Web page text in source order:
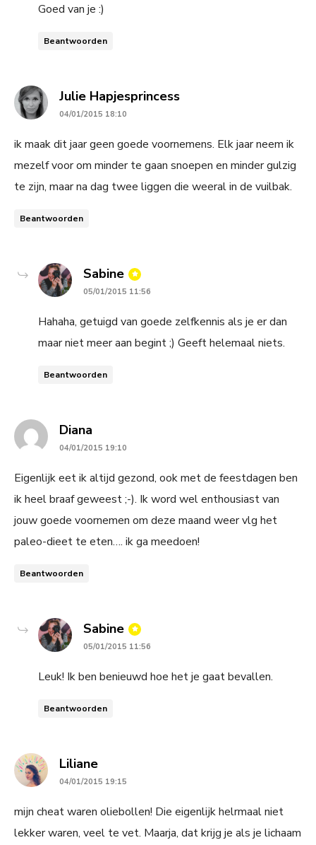
Goed van je :)
Beantwoorden
Julie Hapjesprincesssays:
04/01/2015 18:10
ik maak dit jaar geen goede voornemens. Elk jaar neem ik
mezelf voor om minder te gaan snoepen en minder gulzig
te zijn, maar na dag twee liggen die weeral in de vuilbak.
Beantwoorden
Sabine says:
05/01/2015 11:56
Hahaha, getuigd van goede zelfkennis als je er dan
maar niet meer aan begint ;) Geeft helemaal niets.
Beantwoorden
Diana
04/01/2015 19:10
Eigenlijk eet ik altijd gezond, ook met de feestdagen ben
ik heel braaf geweest ;-). Ik word wel enthousiast van
jouw goede voornemen om deze maand weer vlg het
paleo-dieet te eten…. ik ga meedoen!
Beantwoorden
Sabine says:
05/01/2015 11:56
Leuk! Ik ben benieuwd hoe het je gaat bevallen.
Beantwoorden
Lilianesays:
04/01/2015 19:15
mijn cheat waren oliebollen! Die eigenlijk helrmaal niet
lekker waren, veel te vet. Maarja, dat krijg je als je lichaam